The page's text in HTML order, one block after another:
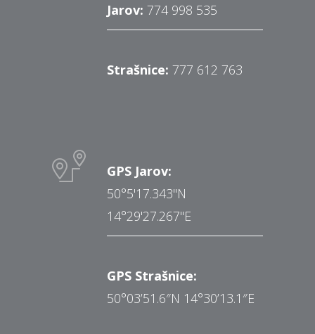
Jarov: 774 998 535
Strašnice: 777 612 763
GPS Jarov:
50°5'17.343"N
14°29'27.267"E
GPS Strašnice:
50°03’51.6″N 14°30’13.1″E